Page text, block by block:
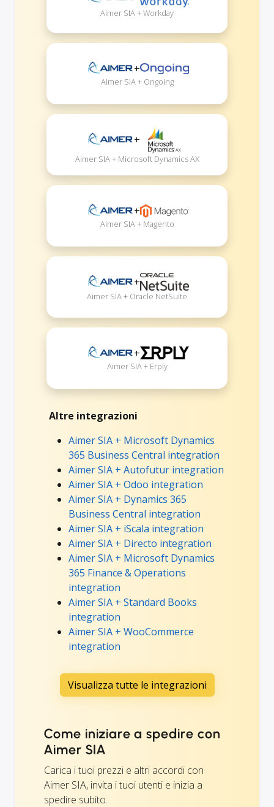
Aimer SIA + Workday
+
Aimer SIA + Ongoing
+
Aimer SIA + Microsoft Dynamics AX
+
Aimer SIA + Magento
+
Aimer SIA + Oracle NetSuite
+
Aimer SIA + Erply
Altre integrazioni
Aimer SIA + Microsoft Dynamics
365 Business Central integration
Aimer SIA + Autofutur integration
Aimer SIA + Odoo integration
Aimer SIA + Dynamics 365
Business Central integration
Aimer SIA + iScala integration
Aimer SIA + Directo integration
Aimer SIA + Microsoft Dynamics
365 Finance & Operations
integration
Aimer SIA + Standard Books
integration
Aimer SIA + WooCommerce
integration
Visualizza tutte le integrazioni
Come iniziare a spedire con
Aimer SIA
Carica i tuoi prezzi e altri accordi con
Aimer SIA, invita i tuoi utenti e inizia a
spedire subito.